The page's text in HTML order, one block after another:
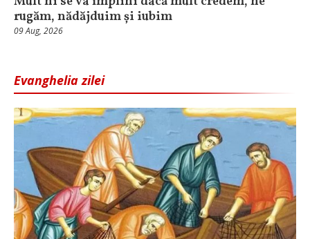
rugăm, nădăjduim și iubim
09 Aug, 2026
Evanghelia zilei